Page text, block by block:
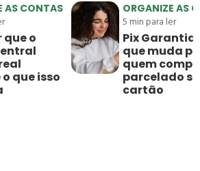
AS CONTAS
que o
que isso
ORGANIZE AS
5min para ler
Pix
que muda
quem
parcelado
cartão